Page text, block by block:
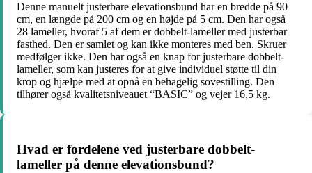
Denne manuelt justerbare elevationsbund har en bredde på 90
cm, en længde på 200 cm og en højde på 5 cm. Den har også
28 lameller, hvoraf 5 af dem er dobbelt-lameller med justerbar
fasthed. Den er samlet og kan ikke monteres med ben. Skruer
medfølger ikke. Den har også en knap for justerbare dobbelt-
lameller, som kan justeres for at give individuel støtte til din
krop og hjælpe med at opnå en behagelig sovestilling. Den
tilhører også kvalitetsniveauet “BASIC” og vejer 16,5 kg.
Hvad er fordelene ved justerbare dobbelt-
lameller på denne elevationsbund?